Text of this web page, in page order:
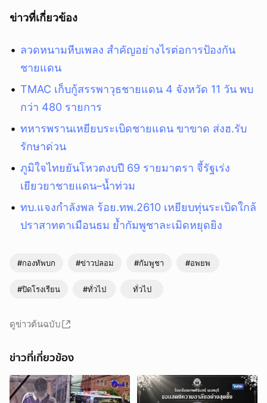
ข่าวที่เกี่ยวข้อง
ลวดหนามหีบเพลง สำคัญอย่างไรต่อการป้องกัน
ชายแดน
TMAC เก็บกู้สรรพาวุธชายแดน 4 จังหวัด 11 วัน พบ
กว่า 480 รายการ
ทหารพรานเหยียบระเบิดชายแดน ขาขาด ส่งฮ.รับ
รักษาด่วน
ภูมิใจไทยยันโหวตงบปี 69 รายมาตรา จี้รัฐเร่ง
เยียวยาชายแดน–น้ำท่วม
ทบ.แจงกำลังพล ร้อย.ทพ.2610 เหยียบทุ่นระเบิดใกล้
ปราสาทตาเมือนธม ย้ำกัมพูชาละเมิดหยุดยิง
#กองทัพบก #ข่าวปลอม #กัมพูชา #อพยพ
#ปิดโรงเรียน #ทั่วไป ทั่วไป
ดูข่าวต้นฉบับ
ข่าวที่เกี่ยวข้อง